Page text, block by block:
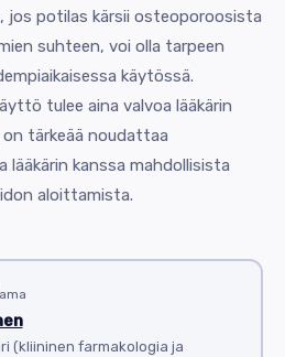
jos potilas kärsii osteoporoosista
suhteen, voi olla tarpeen
käytössä.
tulee aina valvoa lääkärin
tärkeää noudattaa
lääkärin kanssa mahdollisista
aloittamista.
(kliininen farmakologia ja